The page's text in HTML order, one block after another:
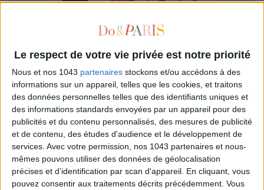
Le respect de votre vie privée est notre priorité
Nous et nos 1043 partenaires stockons et/ou accédons à des
informations sur un appareil, telles que les cookies, et traitons
des données personnelles telles que des identifiants uniques et
des informations standards envoyées par un appareil pour des
publicités et du contenu personnalisés, des mesures de publicité
et de contenu, des études d'audience et le développement de
services. Avec votre permission, nos 1043 partenaires et nous-
mêmes pouvons utiliser des données de géolocalisation
précises et d’identification par scan d'appareil. En cliquant, vous
pouvez consentir aux traitements décrits précédemment. Vous
CAROLINE MICHEL